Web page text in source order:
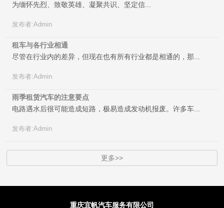
为缅怀先烈、致敬英雄、凝聚共识、坚定信...
发布者:Admin
租车与各行业相通
尽管在行业内的差异，但现在也有所有行业都是相通的，那...
发布者:Admin
雨季租赁汽车的注意要点
电路遇水后很可能造成短路，极易造成发动机报废。许多车...
发布者:Admin
更多>>
重庆宜帆汽车服务有限公司